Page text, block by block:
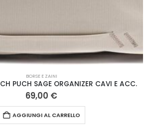
BORSE E ZAINI
DESIGN TECH POUCH BLACK
69,91 €
AGGIUNGI AL CARRELLO